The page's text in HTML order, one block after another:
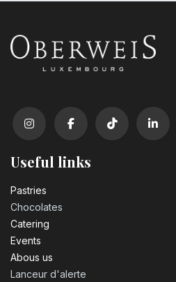
Useful links
Pastrie​s
Chocolates
Catering
Events
Abous us
Lanceur d'alerte